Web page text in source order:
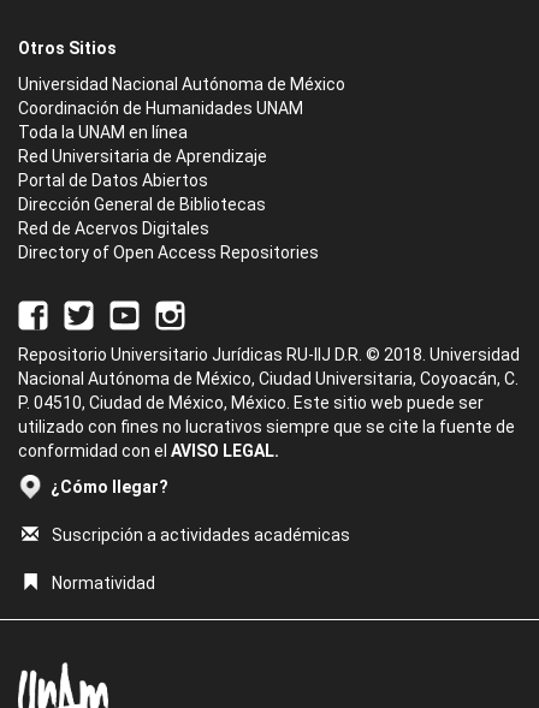
Otros Sitios
Universidad Nacional Autónoma de México
Coordinación de Humanidades UNAM
Toda la UNAM en línea
Red Universitaria de Aprendizaje
Portal de Datos Abiertos
Dirección General de Bibliotecas
Red de Acervos Digitales
Directory of Open Access Repositories
Repositorio Universitario Jurídicas RU-IIJ D.R. © 2018. Universidad
Nacional Autónoma de México, Ciudad Universitaria, Coyoacán, C.
P. 04510, Ciudad de México, México. Este sitio web puede ser
utilizado con fines no lucrativos siempre que se cite la fuente de
conformidad con el AVISO LEGAL.
¿Cómo llegar?
Suscripción a actividades académicas
Normatividad